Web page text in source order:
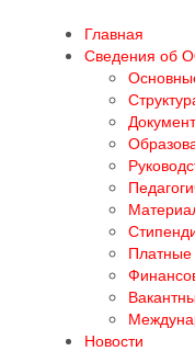
Главная
Сведения об
Платные
Новости